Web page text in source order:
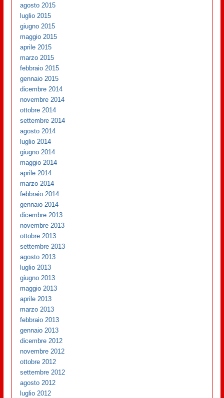
agosto 2015
luglio 2015
giugno 2015
maggio 2015
aprile 2015
marzo 2015
febbraio 2015
gennaio 2015
dicembre 2014
novembre 2014
ottobre 2014
settembre 2014
agosto 2014
luglio 2014
giugno 2014
maggio 2014
aprile 2014
marzo 2014
febbraio 2014
gennaio 2014
dicembre 2013
novembre 2013
ottobre 2013
settembre 2013
agosto 2013
luglio 2013
giugno 2013
maggio 2013
aprile 2013
marzo 2013
febbraio 2013
gennaio 2013
dicembre 2012
novembre 2012
ottobre 2012
settembre 2012
agosto 2012
luglio 2012